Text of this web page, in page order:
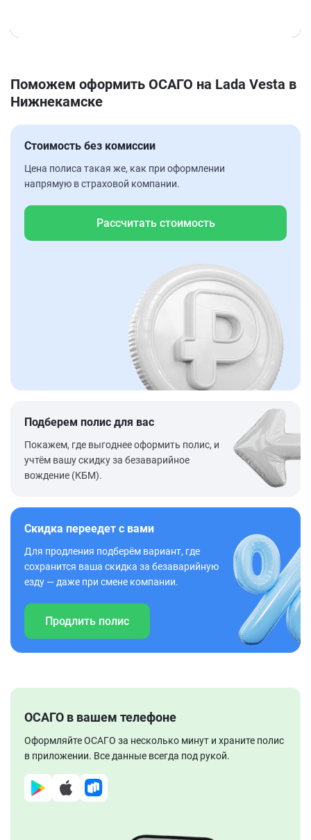
Поможем оформить ОСАГО на Lada Vesta в
Нижнекамске
Стоимость без комиссии
Цена полиса такая же, как при оформлении
напрямую в страховой компании.
Рассчитать стоимость
Подберем полис для вас
Покажем, где выгоднее оформить полис, и
учтём вашу скидку за безаварийное
вождение (КБМ).
Скидка переедет с вами
Для продления подберём вариант, где
сохранится ваша скидка за безаварийную
езду — даже при смене компании.
Продлить полис
ОСАГО в вашем телефоне
Оформляйте ОСАГО за несколько минут и храните полис
в приложении. Все данные всегда под рукой.